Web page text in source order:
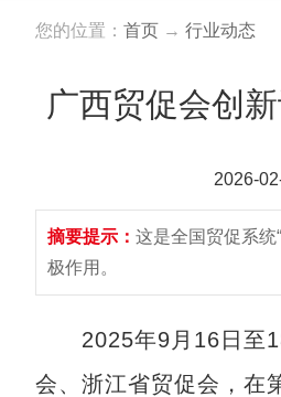
您的位置： 首页 → 行业动态
广西贸促会创
2026-
摘要提示： 这是全国贸促系
极作用。
2025年9月16日至18
会、浙江省贸促会，在